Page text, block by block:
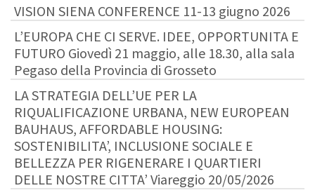
VISION SIENA CONFERENCE 11-13 giugno 2026
L’EUROPA CHE CI SERVE. IDEE, OPPORTUNITA E
FUTURO Giovedì 21 maggio, alle 18.30, alla sala
Pegaso della Provincia di Grosseto
LA STRATEGIA DELL’UE PER LA
RIQUALIFICAZIONE URBANA, NEW EUROPEAN
BAUHAUS, AFFORDABLE HOUSING:
SOSTENIBILITA’, INCLUSIONE SOCIALE E
BELLEZZA PER RIGENERARE I QUARTIERI
DELLE NOSTRE CITTA’ Viareggio 20/05/2026